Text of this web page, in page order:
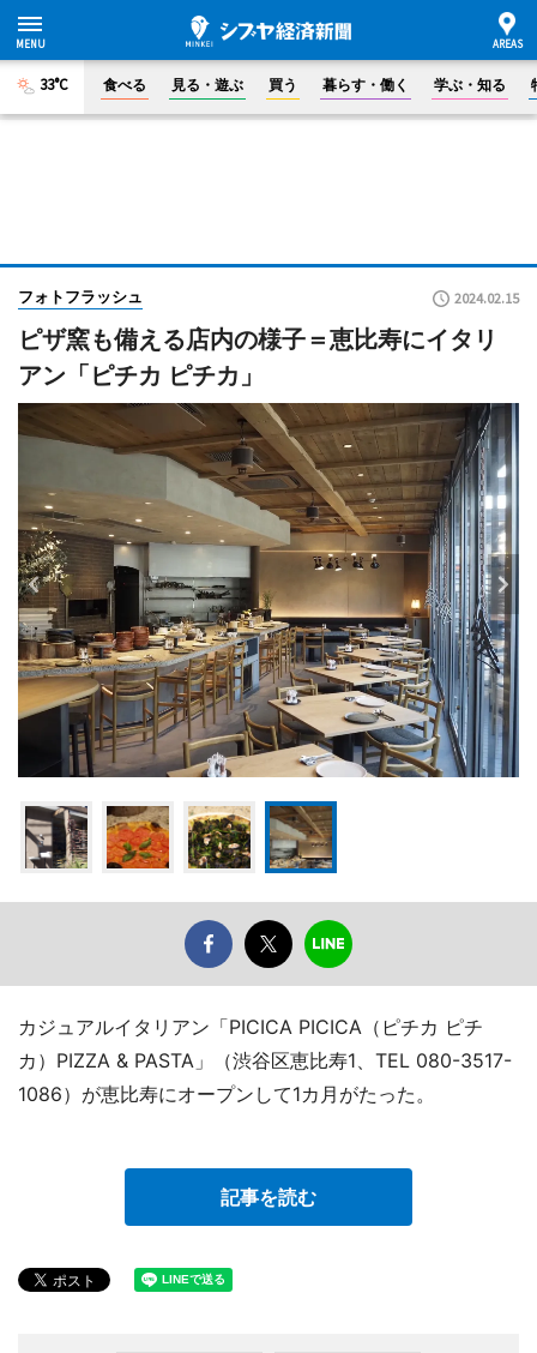
33°C 食べる 見る・遊ぶ 買う 暮らす・働く 学ぶ・知る
フォトフラッシュ 2024.02.15
ピザ窯も備える店内の様子＝恵比寿にイタリ
アン「ピチカ ピチカ」
カジュアルイタリアン「PICICA PICICA（ピチカ ピチ
カ）PIZZA & PASTA」（渋谷区恵比寿1、TEL 080-3517-
1086）が恵比寿にオープンして1カ月がたった。
記事を読む